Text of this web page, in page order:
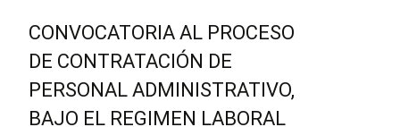
CONVOCATORIA AL PROCESO
DE CONTRATACIÓN DE
PERSONAL ADMINISTRATIVO,
BAJO EL REGIMEN LABORAL